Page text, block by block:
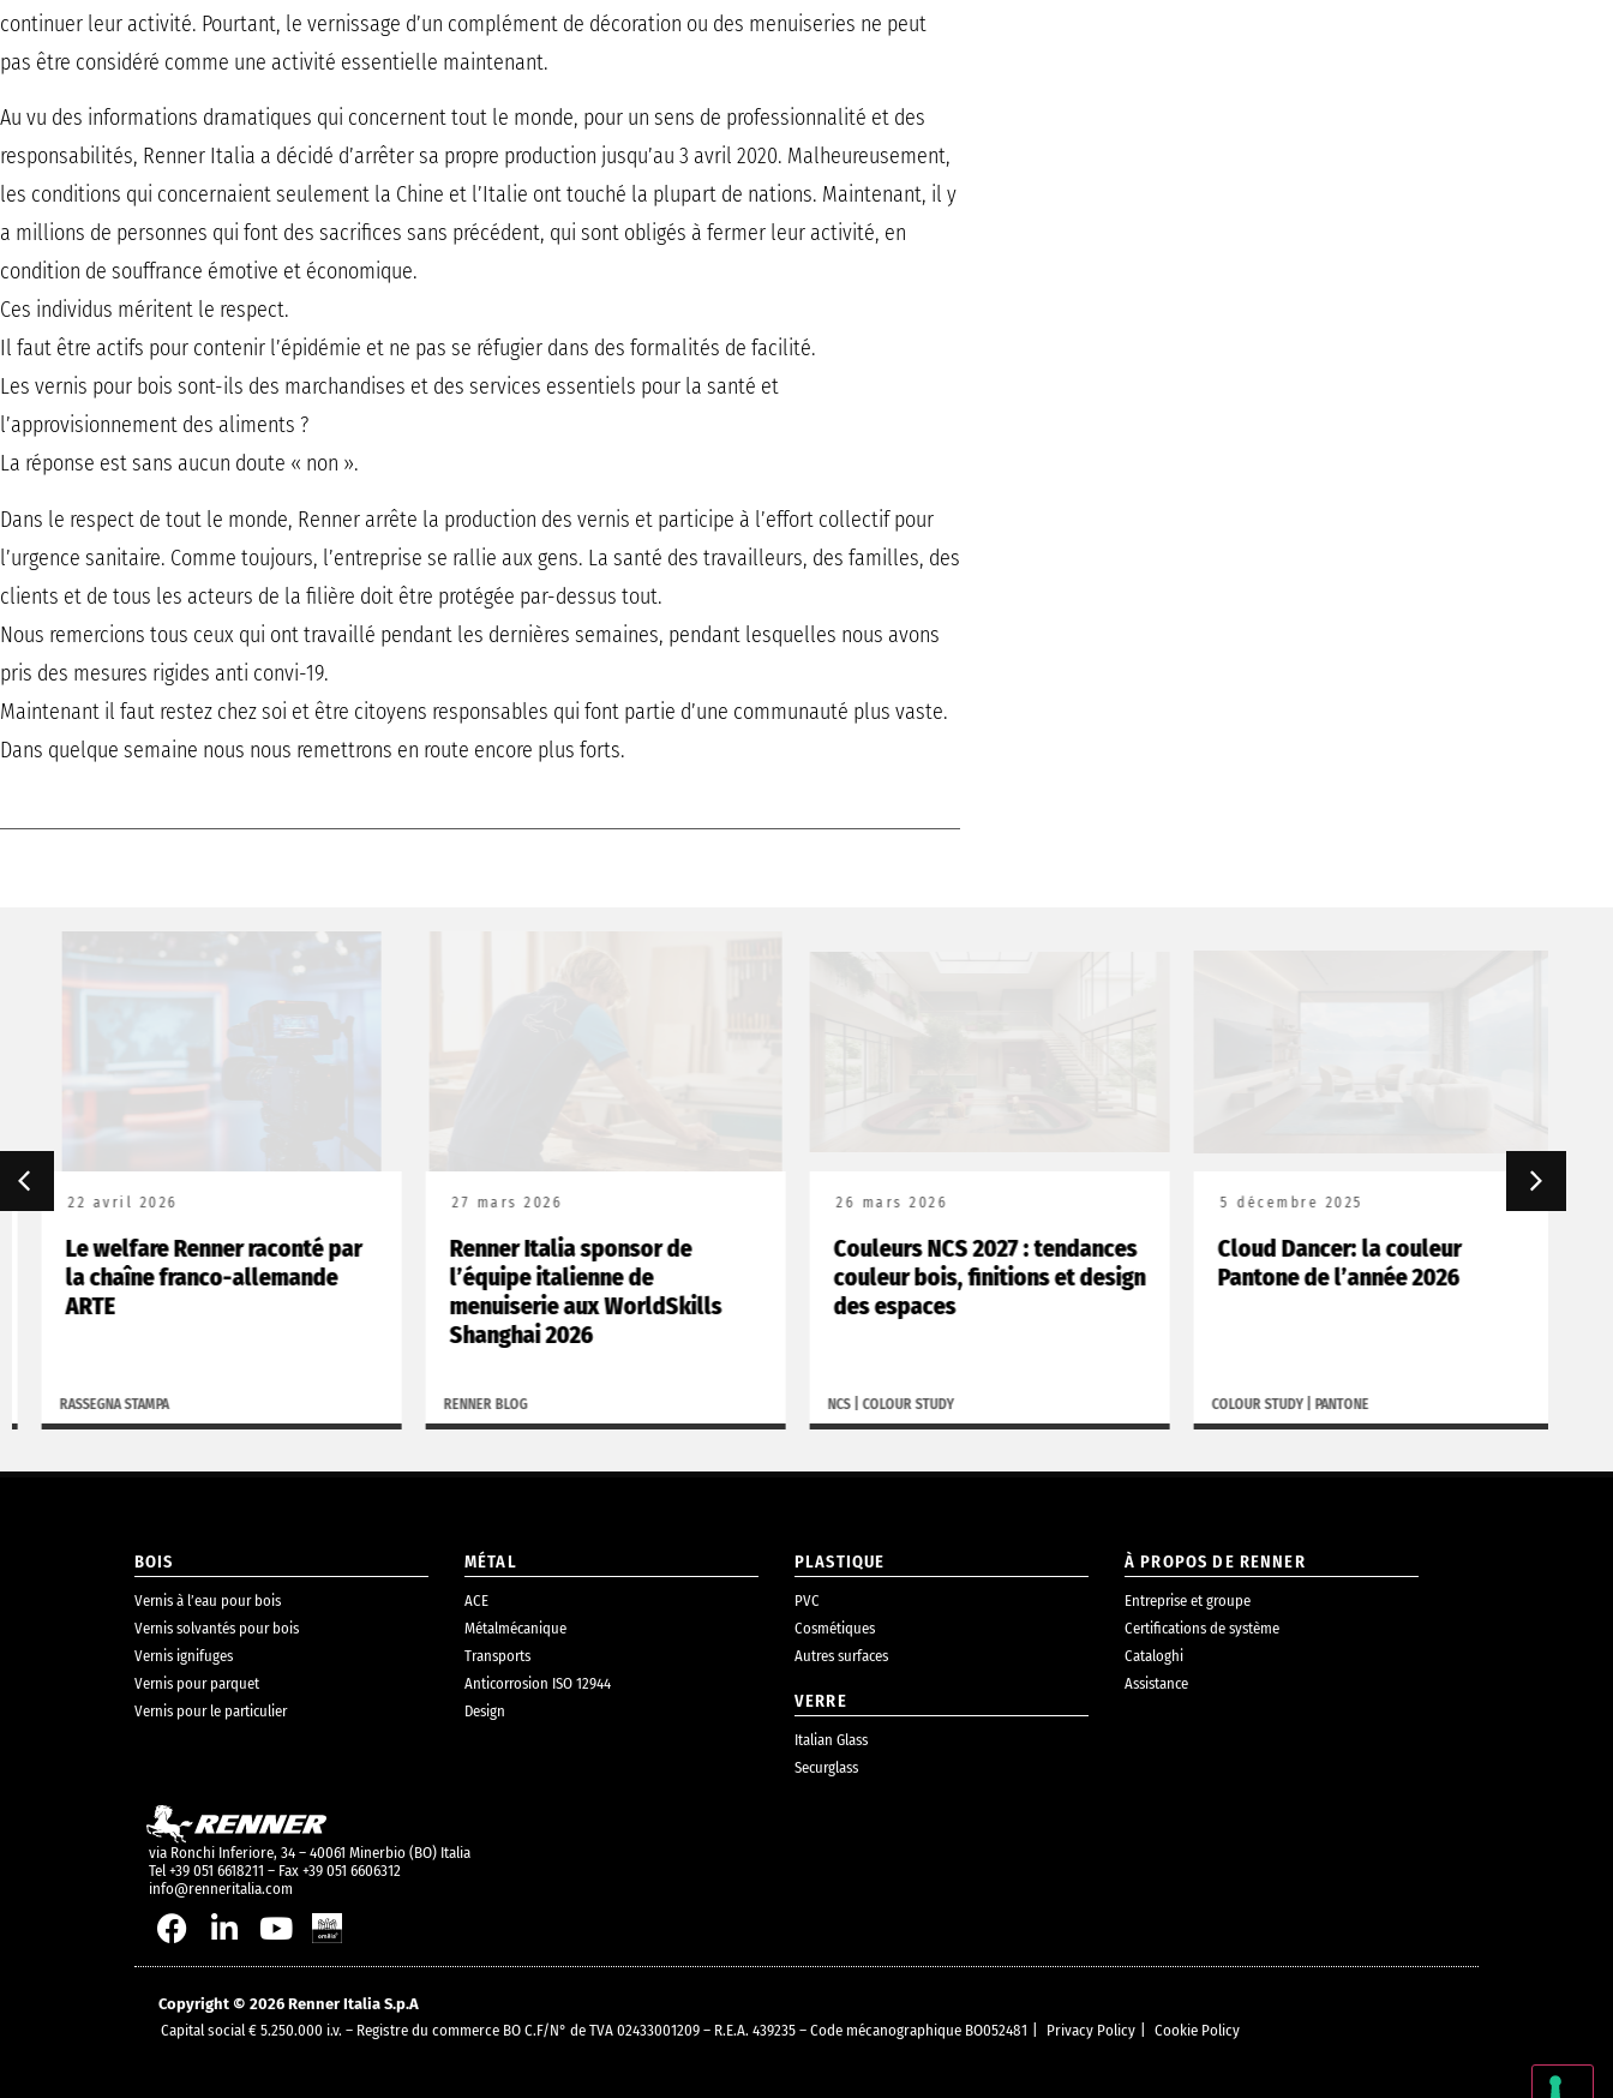
continuer leur activité. Pourtant, le vernissage d’un complément de décoration ou des menuiseries ne peut
pas être considéré comme une activité essentielle maintenant.
Au vu des informations dramatiques qui concernent tout le monde, pour un sens de professionnalité et des
responsabilités, Renner Italia a décidé d’arrêter sa propre production jusqu’au 3 avril 2020. Malheureusement,
les conditions qui concernaient seulement la Chine et l’Italie ont touché la plupart de nations. Maintenant, il y
a millions de personnes qui font des sacrifices sans précédent, qui sont obligés à fermer leur activité, en
condition de souffrance émotive et économique.
Ces individus méritent le respect.
Il faut être actifs pour contenir l’épidémie et ne pas se réfugier dans des formalités de facilité.
Les vernis pour bois sont-ils des marchandises et des services essentiels pour la santé et
l’approvisionnement des aliments ?
La réponse est sans aucun doute « non ».
Dans le respect de tout le monde, Renner arrête la production des vernis et participe à l’effort collectif pour
l’urgence sanitaire. Comme toujours, l’entreprise se rallie aux gens. La santé des travailleurs, des familles, des
clients et de tous les acteurs de la filière doit être protégée par-dessus tout.
Nous remercions tous ceux qui ont travaillé pendant les dernières semaines, pendant lesquelles nous avons
pris des mesures rigides anti convi-19.
Maintenant il faut restez chez soi et être citoyens responsables qui font partie d’une communauté plus vaste.
Dans quelque semaine nous nous remettrons en route encore plus forts.
22 avril 2026
Le welfare Renner raconté par
la chaîne franco-allemande
ARTE
RASSEGNA STAMPA
27 mars 2026
Renner Italia sponsor de
l’équipe italienne de
menuiserie aux WorldSkills
Shanghai 2026
RENNER BLOG
26 mars 2026
Couleurs NCS 2027 : tendances
couleur bois, finitions et design
des espaces
NCS|COLOUR STUDY
5 décembre 2025
Cloud Dancer: la couleur
Pantone de l’année 2026
COLOUR STUDY|PANTONE
BOIS
Vernis à l’eau pour bois
Vernis solvantés pour bois
Vernis ignifuges
Vernis pour parquet
Vernis pour le particulier
MÉTAL
ACE
Métalmécanique
Transports
Anticorrosion ISO 12944
Design
PLASTIQUE
PVC
Cosmétiques
Autres surfaces
VERRE
Italian Glass
Securglass
À PROPOS DE RENNER
Entreprise et groupe
Certifications de système
Cataloghi
Assistance
via Ronchi Inferiore, 34 – 40061 Minerbio (BO) Italia
Tel +39 051 6618211 – Fax +39 051 6606312
info@renneritalia.com
Copyright © 2026 Renner Italia S.p.A
Capital social € 5.250.000 i.v. – Registre du commerce BO C.F/N° de TVA 02433001209 – R.E.A. 439235 – Code mécanographique BO052481
Privacy Policy Cookie Policy